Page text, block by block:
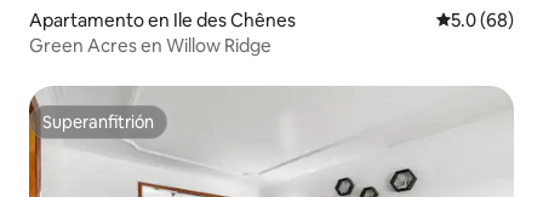
Apartamento en Ile des Chênes Calificación
5.0 (68)
Green Acres en Willow Ridge
Superanfitrión
Superanfitrión